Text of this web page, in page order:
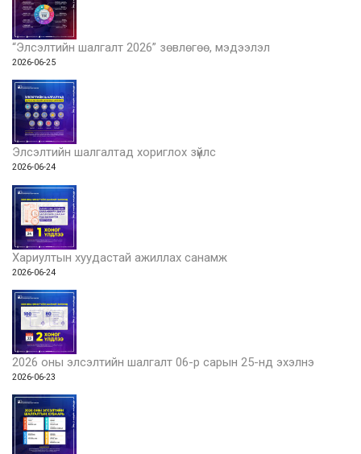
“Элсэлтийн шалгалт 2026” зөвлөгөө, мэдээлэл
2026-06-25
Элсэлтийн шалгалтад хориглох зүйлс
2026-06-24
Хариултын хуудастай ажиллах санамж
2026-06-24
2026 оны элсэлтийн шалгалт 06-р сарын 25-нд эхэлнэ
2026-06-23